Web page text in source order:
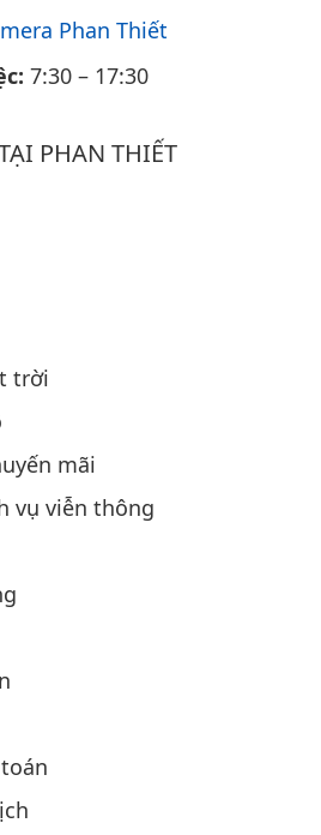
Phan Thiết
7:30 – 17:30
PHAN THIẾT
trời
mãi
vụ viễn thông